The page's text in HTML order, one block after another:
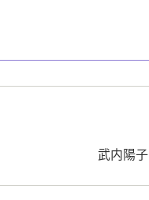
武内陽子